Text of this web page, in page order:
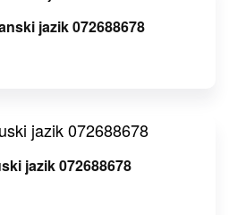
jazik 072688678
jazik 072688678